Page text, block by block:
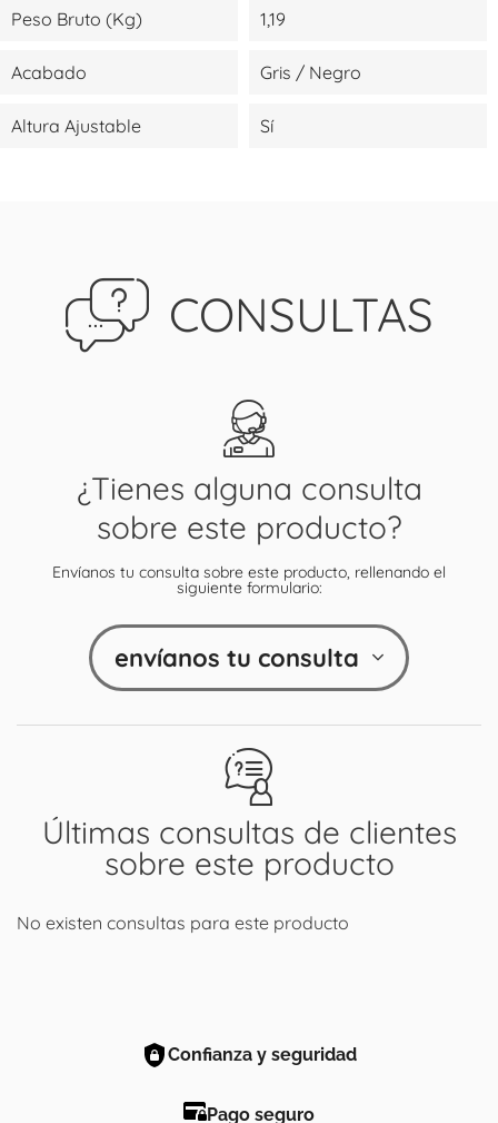
Peso Bruto (kg) 1,19
Acabado Gris / Negro
Altura Ajustable Sí
CONSULTAS
Últimas consultas de clientes
sobre este producto
No existen consultas para este producto
¿Tienes alguna consulta
sobre este producto?
Envíanos tu consulta sobre este producto, rellenando el
siguiente formulario:
envíanos tu consulta
Confianza y seguridad
Pago seguro